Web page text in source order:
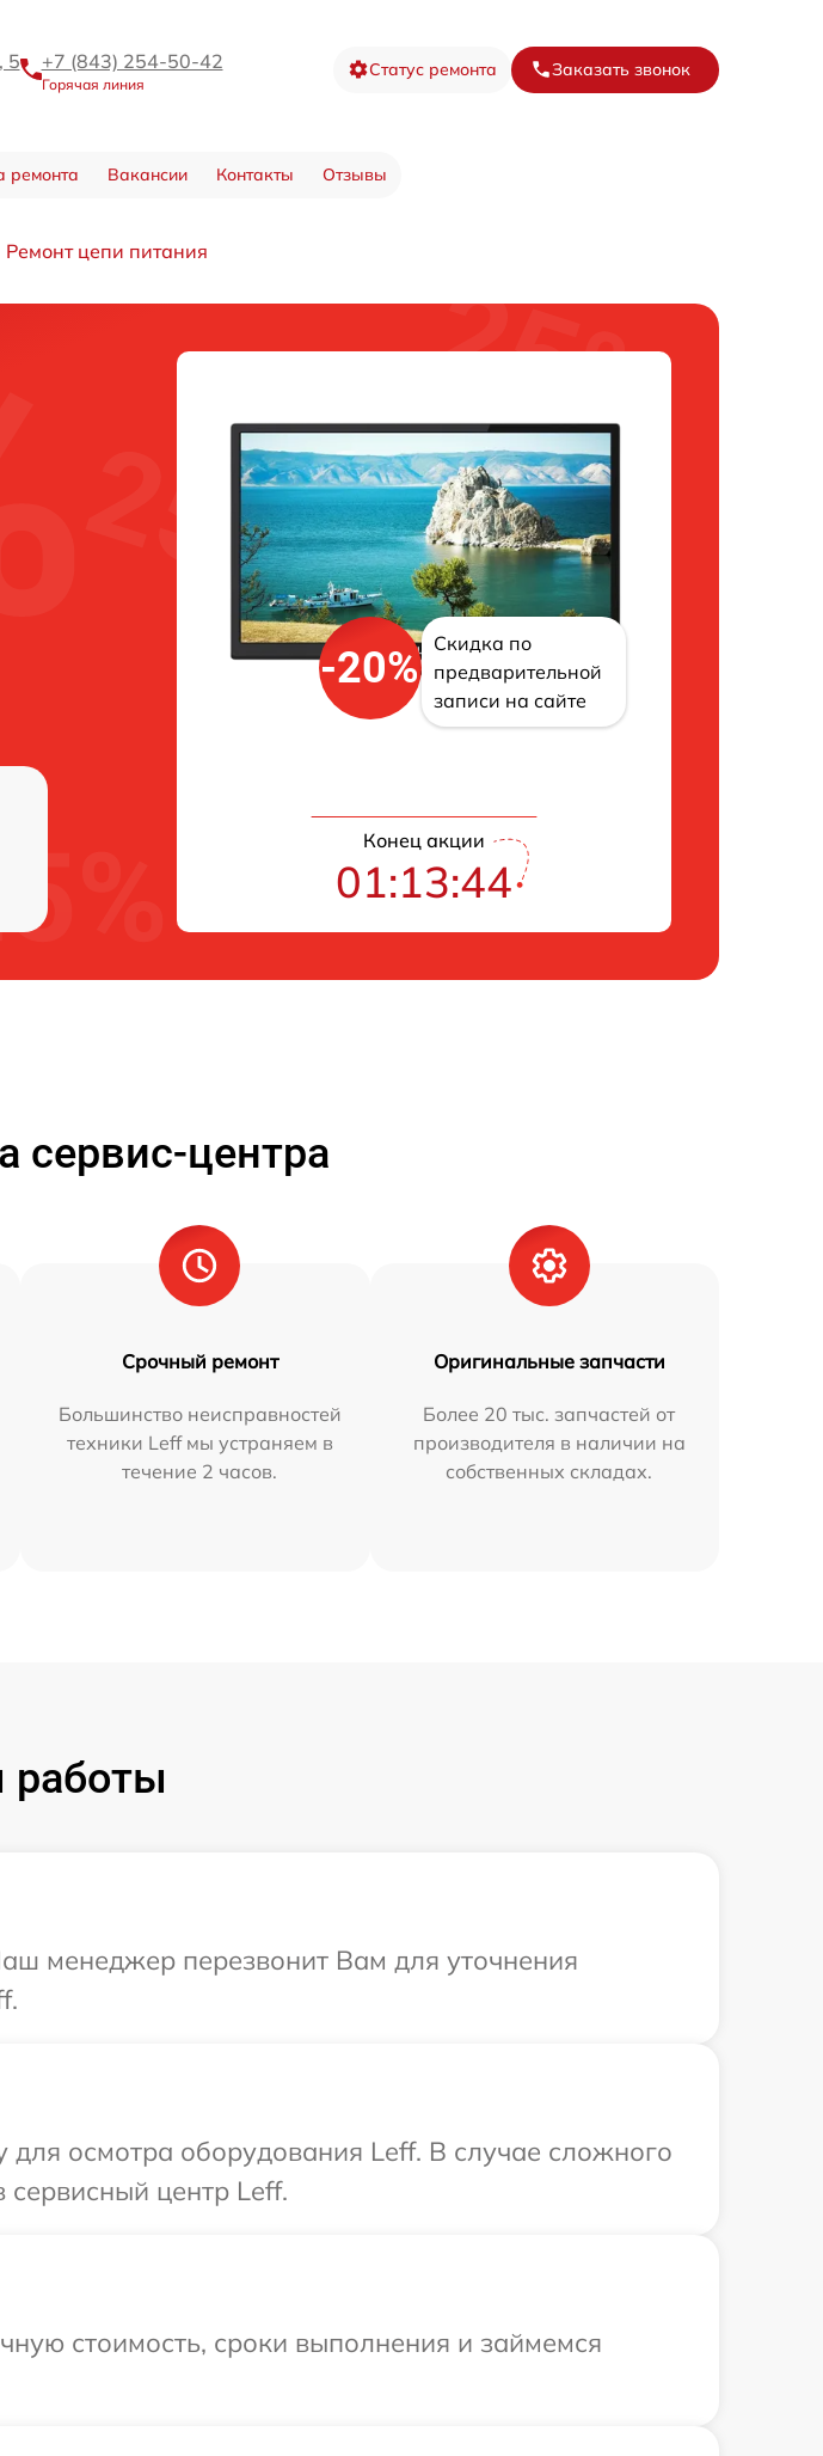
5 +7 (843) 254-50-42
Горячая линия
Статус ремонта Заказать звонок
ремонта Вакансии Контакты Отзывы
Ремонт цепи питания
-20%
Скидка по
предварительной
записи на сайте
Конец акции
01:13:42
сервис-центра
Срочный ремонт
Большинство неисправностей
техники Leff мы устраняем в
течение 2 часов.
Оригинальные запчасти
Более 20 тыс. запчастей от
производителя в наличии на
собственных складах.
работы
менеджер перезвонит Вам для уточнения
осмотра оборудования Leff. В случае сложного
сервисный центр Leff.
стоимость, сроки выполнения и займемся